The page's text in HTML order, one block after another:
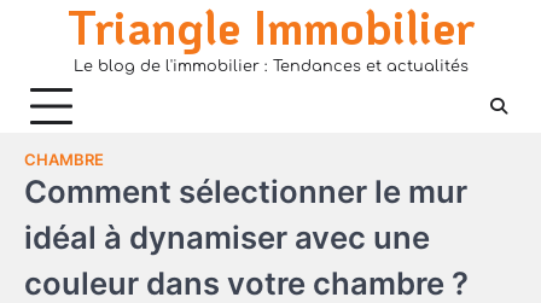
Triangle Immobilier
Le blog de l'immobilier : Tendances et actualités
CHAMBRE
Comment sélectionner le mur
idéal à dynamiser avec une
couleur dans votre chambre ?